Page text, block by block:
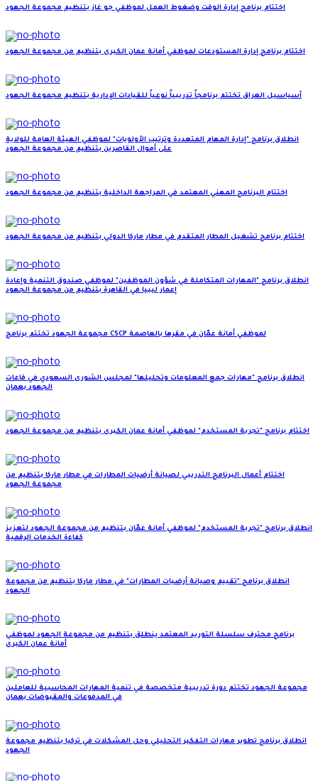
اختتام برنامج إدارة الوقت وضغوط العمل لموظفي جو غاز بتنظيم مجموعة الجهود
اختتام برنامج إدارة المستودعات لموظفي أمانة عمان الكبرى بتنظيم من مجموعة الجهود
آسياسيل العراق تختتم برنامجاً تدريبياً نوعياً للقيادات الإدارية بتنظيم مجموعة الجهود
انطلاق برنامج "إدارة المهام المتعددة وترتيب الأولويات" لموظفي الهيئة العامة للولاية
على أموال القاصرين بتنظيم من مجموعة الجهود
اختتام البرنامج المهني المعتمد في المراجعة الداخلية بتنظيم من مجموعة الجهود
اختتام برنامج تشغيل المطار المتقدم في مطار ماركا الدولي بتنظيم من مجموعة الجهود
انطلاق برنامج "المهارات المتكاملة في شؤون الموظفين" لموظفي صندوق التنمية وإعادة
إعمار ليبيا في القاهرة بتنظيم من مجموعة الجهود
مجموعة الجهود تختتم برنامج CSCP لموظفي أمانة عمّان في مقرها بالعاصمة
انطلاق برنامج "مهارات جمع المعلومات وتحليلها" لمجلس الشورى السعودي في قاعات
الجهود بعمان
اختتام برنامج "تجربة المستخدم" لموظفي أمانة عمان الكبرى بتنظيم من مجموعة الجهود
اختتام أعمال البرنامج التدريبي لصيانة أرضيات المطارات في مطار ماركا بتنظيم من
مجموعة الجهود
انطلاق برنامج "تجربة المستخدم" لموظفي أمانة عمّان بتنظيم من مجموعة الجهود لتعزيز
كفاءة الخدمات الرقمية
انطلاق برنامج "تقييم وصيانة أرضيات المطارات" في مطار ماركا بتنظيم من مجموعة
الجهود
برنامج محترف سلسلة التوريد المعتمد ينطلق بتنظيم من مجموعة الجهود لموظفي
أمانة عمان الكبرى
مجموعة الجهود تختتم دورة تدريبية متخصصة في تنمية المهارات المحاسبية للعاملين
في المدفوعات والمقبوضات بعمان
انطلاق برنامج تطوير مهارات التفكير التحليلي وحل المشكلات في تركيا بتنظيم مجموعة
الجهود